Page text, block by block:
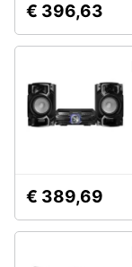
€ 396,63
€ 389,69